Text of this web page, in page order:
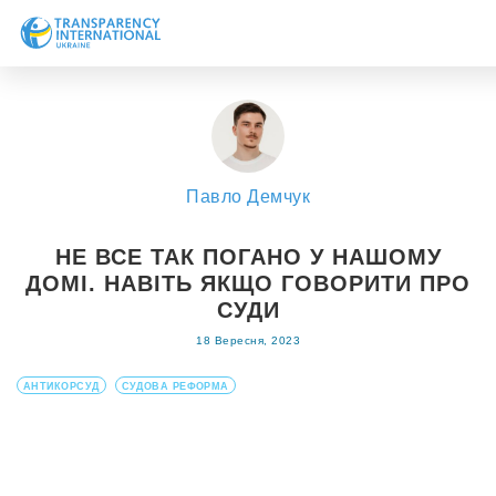
Напрями роботи
Долучитися
Павло Демчук
НЕ ВСЕ ТАК ПОГАНО У НАШОМУ
ДОМІ. НАВІТЬ ЯКЩО ГОВОРИТИ ПРО
СУДИ
18 Вересня, 2023
АНТИКОРСУД СУДОВА РЕФОРМА